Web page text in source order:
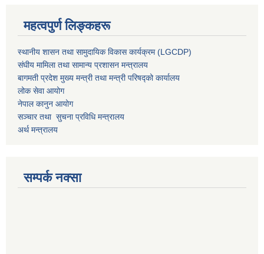
महत्वपुर्ण लिङ्कहरू
स्थानीय शासन तथा सामुदायिक विकास कार्यक्रम (LGCDP)
संघीय मामिला तथा सामान्य प्रशासन मन्त्रालय
बागमती प्रदेश मुख्य मन्त्री तथा मन्त्री परिषद्को कार्यालय
लोक सेवा आयोग
नेपाल कानुन आयोग
सञ्चार तथा सुचना प्रविधि मन्त्रालय
अर्थ मन्त्रालय
सम्पर्क नक्सा